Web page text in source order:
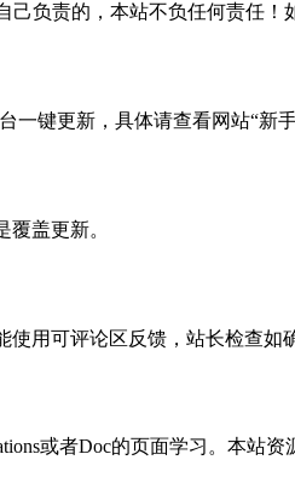
负责的，本站不负任何责任！
一键更新，具体请查看网站“新手
盖更新。
用可评论区反馈，站长检查如
或者Doc的页面学习。本站